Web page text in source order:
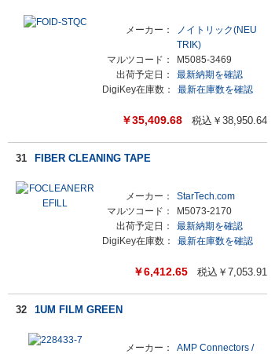
メーカー：
ノイトリック(NEU
TRIK)
マルツコード：
M5085-3469
出荷予定日：
最新納期を確認
DigiKey在庫数：
最新在庫数を確認
￥35,409.68 税込￥ 38,950.64
31 FIBER CLEANING TAPE
メーカー：
StarTech.com
マルツコード：
M5073-2170
出荷予定日：
最新納期を確認
DigiKey在庫数：
最新在庫数を確認
￥6,412.65 税込￥ 7,053.91
32 1UM FILM GREEN
メーカー：
AMP Connectors /